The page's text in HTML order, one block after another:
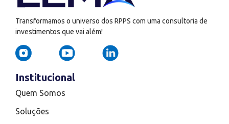
Transformamos o universo dos RPPS com uma consultoria de
investimentos que vai além!
Institucional
Quem Somos
Soluções